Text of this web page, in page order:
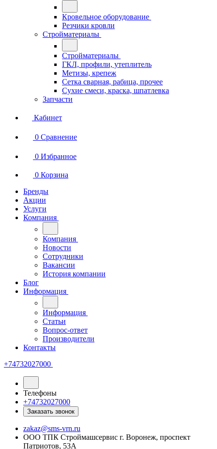
Кровельное оборудование
Резчики кровли
Стройматериалы
Стройматериалы
ГКЛ, профили, утеплитель
Метизы, крепеж
Сетка сварная, рабица, прочее
Сухие смеси, краска, шпатлевка
Запчасти
Кабинет
0 Сравнение
0 Избранное
0 Корзина
Бренды
Акции
Услуги
Компания
Компания
Новости
Сотрудники
Вакансии
История компании
Блог
Информация
Информация
Статьи
Вопрос-ответ
Производители
Контакты
+74732027000
Телефоны
+74732027000
Заказать звонок
zakaz@sms-vrn.ru
ООО ТПК Строймашсервис г. Воронеж, проспект
Патриотов, 53А